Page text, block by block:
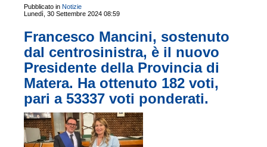
Pubblicato in Notizie
Lunedì, 30 Settembre 2024 08:59
Francesco Mancini, sostenuto
dal centrosinistra, è il nuovo
Presidente della Provincia di
Matera. Ha ottenuto 182 voti,
pari a 53337 voti ponderati.